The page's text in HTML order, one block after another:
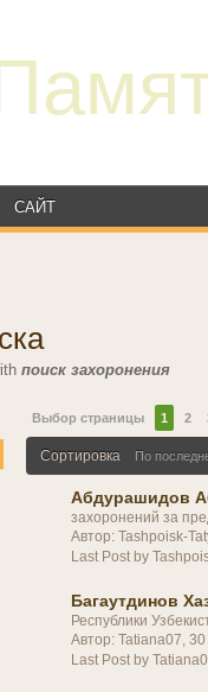
САЙТ
поиск захоронения
Выбор страницы 1 2
Сортировка По
Абдурашидов
захоронений за
Автор: Tashpoisk-
Last Post by
Багаутдинов
Республики
Автор: Tatiana07,
Last Post by